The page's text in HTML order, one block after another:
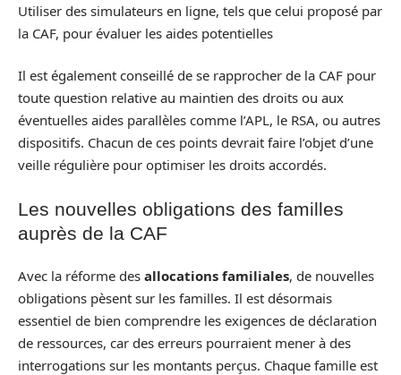
Utiliser des simulateurs en ligne, tels que celui proposé par
la CAF, pour évaluer les aides potentielles
Il est également conseillé de se rapprocher de la CAF pour
toute question relative au maintien des droits ou aux
éventuelles aides parallèles comme l’APL, le RSA, ou autres
dispositifs. Chacun de ces points devrait faire l’objet d’une
veille régulière pour optimiser les droits accordés.
Les nouvelles obligations des familles
auprès de la CAF
Avec la réforme des allocations familiales, de nouvelles
obligations pèsent sur les familles. Il est désormais
essentiel de bien comprendre les exigences de déclaration
de ressources, car des erreurs pourraient mener à des
interrogations sur les montants perçus. Chaque famille est